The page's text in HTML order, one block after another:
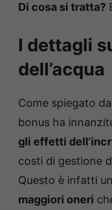
Di cosa si tratta?
I dettagli
dell’acqua
Come spiegato
bonus ha
gli effetti
costi di gestione
Questo è infatti
maggiori oneri